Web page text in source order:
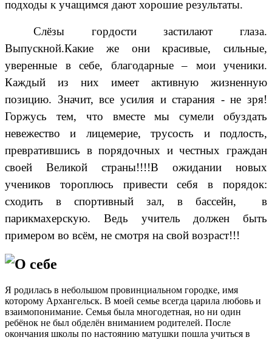
подходы к учащимся дают хорошие результаты.
Слёзы гордости застилают глаза.
Выпускной.Какие же они красивые, сильные,
уверенные в себе, благодарные – мои ученики.
Каждый из них имеет активную жизненную
позицию. Значит, все усилия и старания - не зря!
Горжусь тем, что вместе мы сумели обуздать
невежество и лицемерие, трусость и подлость,
превратившись в порядочных и честных граждан
своей Великой страны!!!!В ожидании новых
учеников тороплюсь привести себя в порядок:
сходить в спортивный зал, в бассейн,
в
парикмахерскую. Ведь учитель должен быть
примером во всём, не смотря на свой возраст!!!
О себе
Я родилась в небольшом провинциальном городке, имя
которому Архангельск. В моей семье всегда царила любовь и
взаимопонимание. Семья была многодетная, но ни один
ребёнок не был обделён вниманием родителей. После
окончания школы по настоянию матушки пошла учиться в